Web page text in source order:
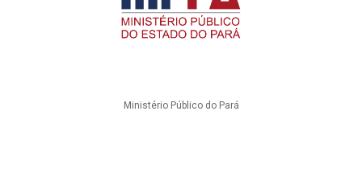
Ministério Público do Pará